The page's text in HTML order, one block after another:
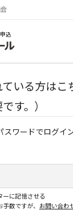
込
いる方はこ
す。）
ワードでログイ
ーに記憶させる
数ですが、 お問い合わ